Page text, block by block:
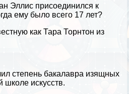
Эллис присоединился к
ему было всего 17 лет?
как Тара Торнтон из
степень бакалавра изящных
школе искусств.